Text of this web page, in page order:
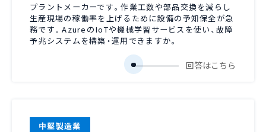
プラントメーカーです。作業工数や部品交換を減らし
生産現場の稼働率を上げるために設備の予知保全が急
務です。AzureのIoTや機械学習サービスを使い、故障
予兆システムを構築・運用できますか。
中堅製造業